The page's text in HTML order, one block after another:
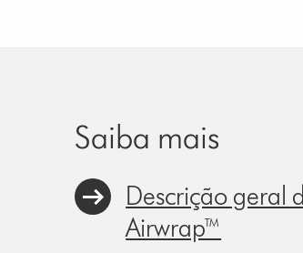
Saiba mais
Descrição geral
Airwrap™